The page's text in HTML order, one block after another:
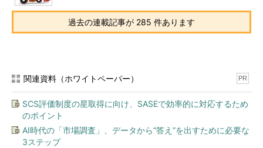
過去の連載記事が 285 件あります
関連資料（ホワイトペーパー） PR
SCS評価制度の星取得に向け、SASEで効率的に対応するため
のポイント
AI時代の「市場調査」、データから“答え”を出すために必要な
3ステップ